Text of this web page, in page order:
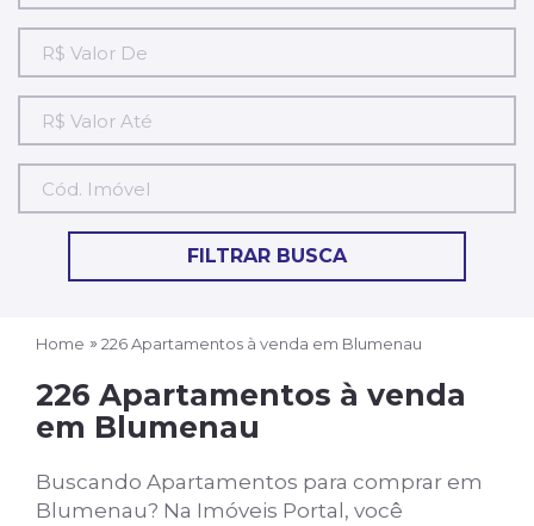
FILTRAR BUSCA
Home 226 Apartamentos à venda em Blumenau
226 Apartamentos à venda
em Blumenau
Buscando Apartamentos para comprar em
Blumenau? Na Imóveis Portal, você